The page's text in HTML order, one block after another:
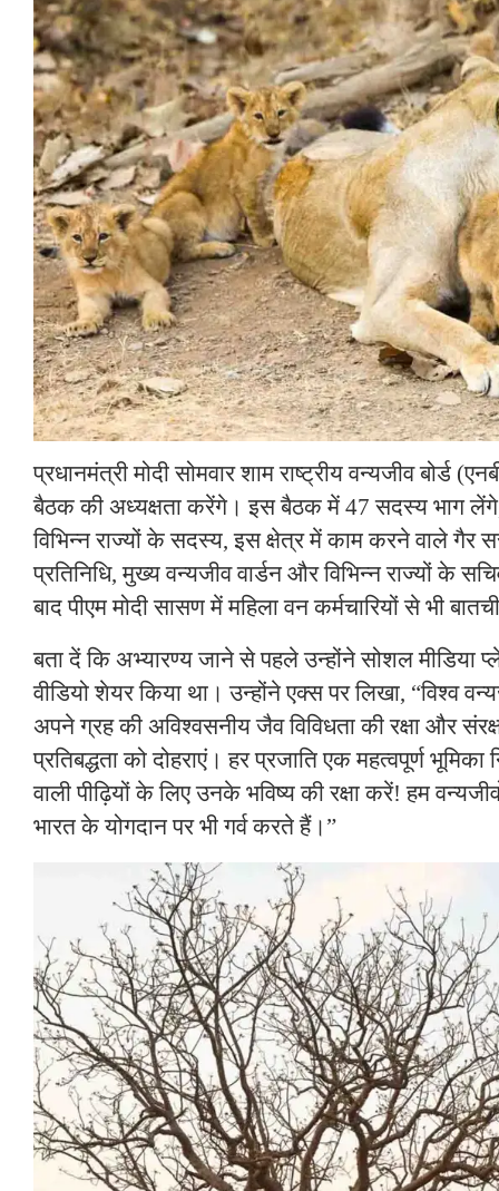
प्रधानमंत्री मोदी सोमवार शाम राष्ट्रीय वन्यजीव बोर्ड
बैठक की अध्यक्षता करेंगे। इस बैठक में 47 सदस्य भाग
विभिन्न राज्यों के सदस्य, इस क्षेत्र में काम करने वाले गैर
प्रतिनिधि, मुख्य वन्यजीव वार्डन और विभिन्न राज्यों के
बाद पीएम मोदी सासण में महिला वन कर्मचारियों से भी
बता दें कि अभ्यारण्य जाने से पहले उन्होंने सोशल मीडिया
वीडियो शेयर किया था। उन्होंने एक्स पर लिखा, “विश्व
अपने ग्रह की अविश्वसनीय जैव विविधता की रक्षा और
प्रतिबद्धता को दोहराएं। हर प्रजाति एक महत्वपूर्ण
वाली पीढ़ियों के लिए उनके भविष्य की रक्षा करें! हम
भारत के योगदान पर भी गर्व करते हैं।”